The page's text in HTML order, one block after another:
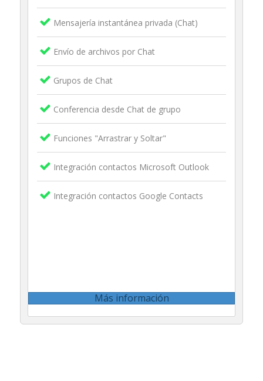
Mensajería instantánea privada (Chat)
Envío de archivos por Chat
Grupos de Chat
Conferencia desde Chat de grupo
Funciones "Arrastrar y Soltar"
Integración contactos Microsoft Outlook
Integración contactos Google Contacts
Más información